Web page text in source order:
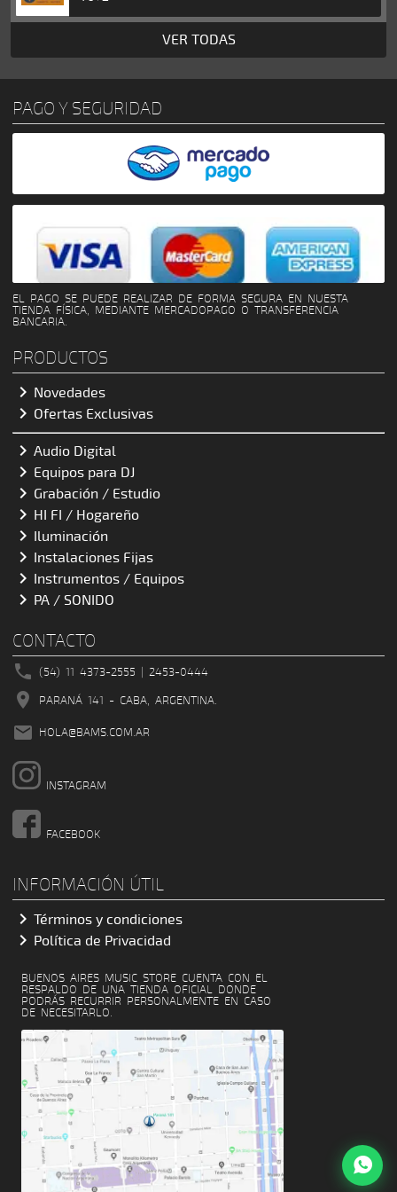
 Parlantes y Drivers

 Sistemas Portátiles
Sistemas Wireless
 Soportes
VER TODAS
PAGO Y SEGURIDAD
EL PAGO SE PUEDE REALIZAR DE FORMA SEGURA EN NUESTA
TIENDA FÍSICA, MEDIANTE MERCADOPAGO O TRANSFERENCIA
BANCARIA.
PRODUCTOS
 Novedades
 Ofertas Exclusivas
 Audio Digital
 Equipos para DJ
 Grabación / Estudio
 HI FI / Hogareño
 Iluminación
 Instalaciones Fijas
 Instrumentos / Equipos
 PA / SONIDO
CONTACTO
 (54) 11 4373-2555 | 2453-0444
 PARANÁ 141 - CABA, ARGENTINA.
 HOLA@BAMS.COM.AR
INSTAGRAM
FACEBOOK
INFORMACIÓN ÚTIL
 Términos y condiciones
 Política de Privacidad
BUENOS AIRES MUSIC STORE CUENTA CON EL
RESPALDO DE UNA TIENDA OFICIAL DONDE
PODRÁS RECURRIR PERSONALMENTE EN CASO
DE NECESITARLO.
Buenos Aires Music Store
¡Hola! Soy el asistente de Buenos Aires Music Store.
¿En qué te puedo ayudar?
17:19